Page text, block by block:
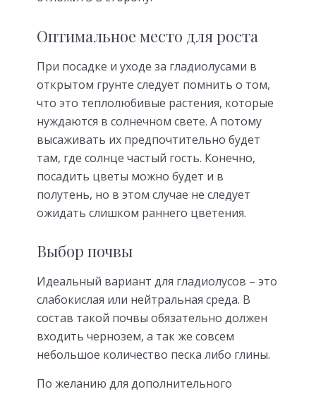
Оптимальное место для роста
При посадке и уходе за гладиолусами в
открытом грунте следует помнить о том,
что это теплолюбивые растения, которые
нуждаются в солнечном свете. А потому
высаживать их предпочтительно будет
там, где солнце частый гость. Конечно,
посадить цветы можно будет и в
полутень, но в этом случае не следует
ожидать слишком раннего цветения.
Выбор почвы
Идеальный вариант для гладиолусов – это
слабокислая или нейтральная среда. В
состав такой почвы обязательно должен
входить чернозем, а так же совсем
небольшое количество песка либо глины.
По желанию для дополнительного